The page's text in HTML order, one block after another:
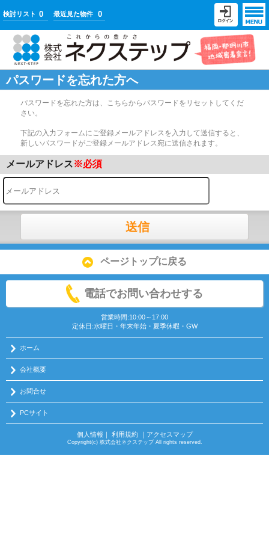
検討リスト 0 最近見た物件 0
パスワードを忘れた方へ
パスワードを忘れた方は、こちらからパスワードをリセットしてくだ
さい。
下記の入力フォームにご登録メールアドレスを入力して送信すると、
新しいパスワードがご登録メールアドレス宛に送信されます。
メールアドレス※必須
送信
ページトップに戻る
電話でお問い合わせする
営業時間:10:00～17:00
定休日:水曜日・年末年始・夏季休暇・GW
ホーム
会社概要
お問合せ
PCサイト
個人情報 ｜ 利用規約｜ アクセスマップ
Copyright(c) 株式会社ネクステップ All rights reserved.